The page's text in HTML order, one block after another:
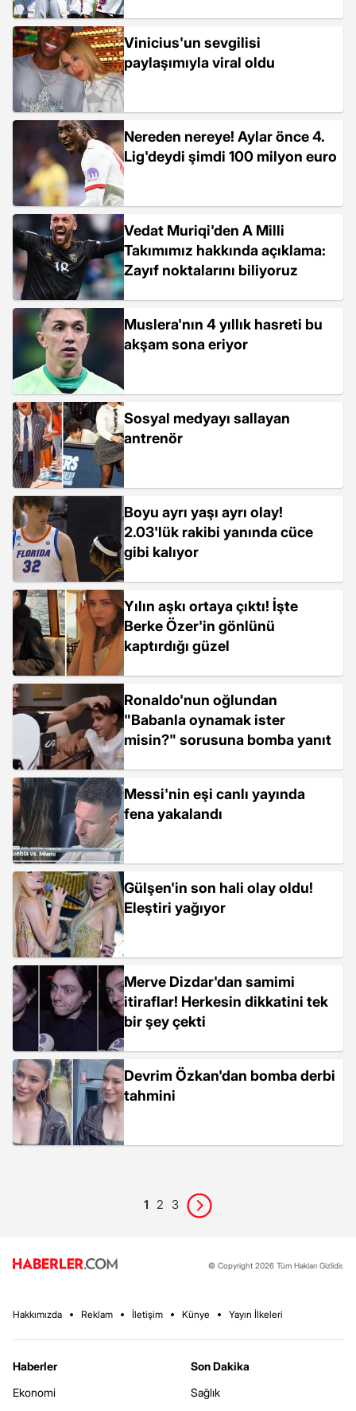
Vinicius'un sevgilisi
paylaşımıyla viral oldu
Nereden nereye! Aylar önce 4.
Lig'deydi şimdi 100 milyon euro
Vedat Muriqi'den A Milli
Takımımız hakkında açıklama:
Zayıf noktalarını biliyoruz
Muslera'nın 4 yıllık hasreti bu
akşam sona eriyor
Sosyal medyayı sallayan
antrenör
Boyu ayrı yaşı ayrı olay!
2.03'lük rakibi yanında cüce
gibi kalıyor
Yılın aşkı ortaya çıktı! İşte
Berke Özer'in gönlünü
kaptırdığı güzel
Ronaldo'nun oğlundan
"Babanla oynamak ister
misin?" sorusuna bomba yanıt
Messi'nin eşi canlı yayında
fena yakalandı
Gülşen'in son hali olay oldu!
Eleştiri yağıyor
Merve Dizdar'dan samimi
itiraflar! Herkesin dikkatini tek
bir şey çekti
Devrim Özkan'dan bomba derbi
tahmini
1 2 3
© Copyright 2026 Tüm Hakları Gizlidir.
Hakkımızda Reklam İletişim Künye Yayın İlkeleri
Haberler
Ekonomi
Son Dakika
Sağlık